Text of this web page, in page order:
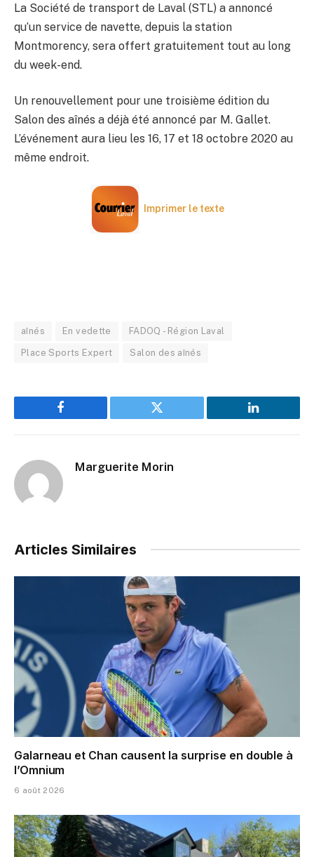
La Société de transport de Laval (STL) a annoncé
qu’un service de navette, depuis la station
Montmorency, sera offert gratuitement tout au long
du week-end.
Un renouvellement pour une troisième édition du
Salon des aînés a déjà été annoncé par M. Gallet.
L’événement aura lieu les 16, 17 et 18 octobre 2020 au
même endroit.
Imprimer le texte
aînés En vedette FADOQ - Région Laval
Place Sports Expert Salon des aînés
Facebook Twitter LinkedIn
Marguerite Morin
Articles Similaires
Galarneau et Chan causent la surprise en double à
l’Omnium
6 août 2026